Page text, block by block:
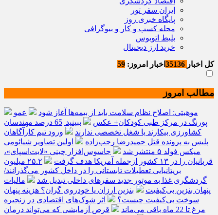
ایران سفر تور
پایگاه خبری روز
مجله کسب و کار و بیوگرافی
بلیط اتوبوس
خرید ارز دیجیتال
کل اخبار اخبار امروز: 59
مطالب امروز
موهبتی: اصلاح نظام سلامت باید از بیمه‌ها آغاز شود
عمو
پورنگ در مرکز طبی کودکان+ عکس
ببینید |65 درصد مهندسان
کشاورزی بیکارند یا شغل تخصصی ندارند
ورود تیم کارآگاهان
پلیس به پرونده قتل حمیدرضا رجب‌زاده
اولین تصاویر شیائومی
میکس فولد ۵ منتشر شد
جاسوس‌افزار چینی «لایت‌اسپای»،
قربانیان را در ۱۳ کشور ازجمله آمریکا هدف گرفت
۲۵.۲ میلیون
بریتانیایی تعطیلات تابستانی را در داخل کشور می‌گذرانند/
گردشگری غذا به موتور جدید سفرهای داخلی تبدیل شد
مالیات
پنهان بنزین بی‌کیفیت
بنزین ارزان یا خودروی گران؟ هزینه پنهان
سوخت بی‌کیفیت چیست؟
اثر شوک‌های اقتصادی در زنجیره
مرغ تا 22 ماه باقی می‌ماند
قرص آزمایشی که می‌تواند درمان